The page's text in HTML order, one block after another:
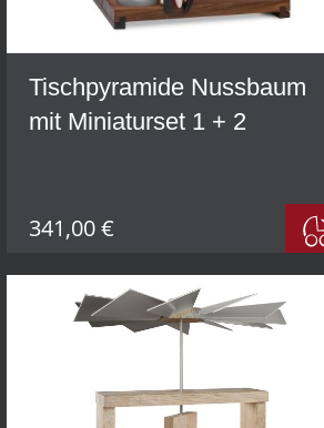
Tischpyramide Nussbaum
mit Miniaturset 1 + 2
341,00 €